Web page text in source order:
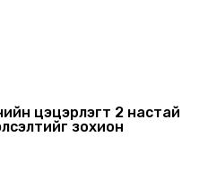
цэцэрлэгт 2 настай
зохион